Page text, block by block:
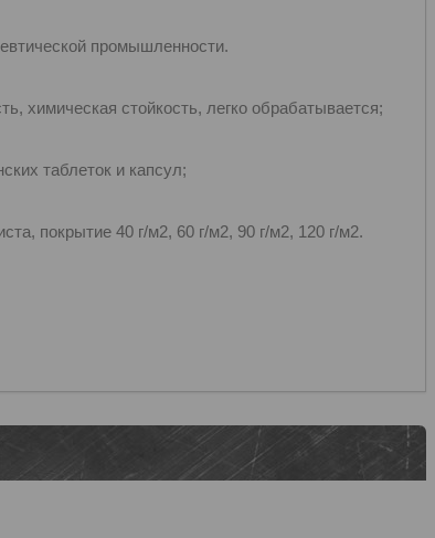
промышленности.
химическая стойкость, легко обрабатывается;
таблеток и капсул;
покрытие 40 г/м2, 60 г/м2, 90 г/м2, 120 г/м2.